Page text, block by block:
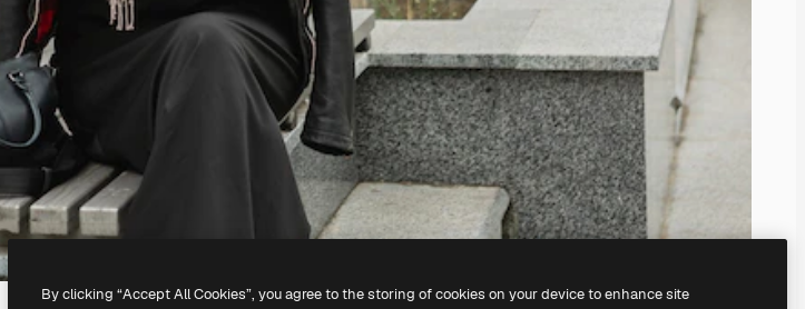
By clicking “Accept All Cookies”, you agree to the storing of cookies on your device to enhance site